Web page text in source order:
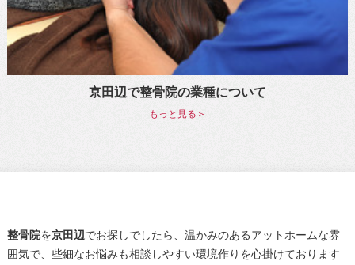
京田辺で整骨院の業種について
もっと見る＞
整骨院を京田辺でお探しでしたら、温かみのあるアットホームな雰
囲気で、些細なお悩みも相談しやすい環境作りを心掛けております